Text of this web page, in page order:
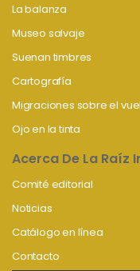
La balanza
Museo salvaje
Suenan timbres
Cartografía
Migraciones sobre el
Ojo en la tinta
Acerca De La Raíz
Comité editorial
Noticias
Catálogo en línea
Contacto